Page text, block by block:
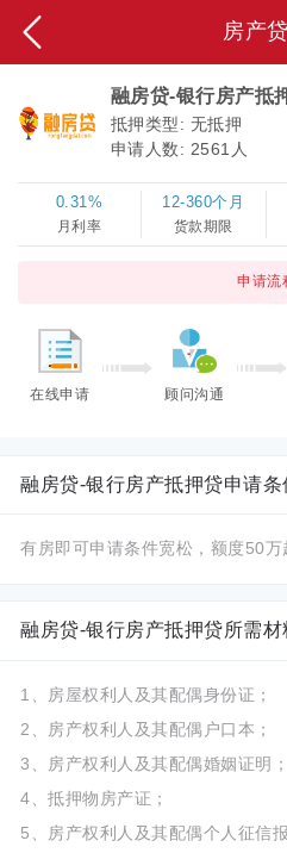
房产
融房贷-银行房产抵
抵押类型: 无抵押
申请人数: 2561人
0.31%
月利率
12-360个月
货款期限
申请流
在线申请 顾问沟通
融房贷-银行房产抵押贷申请条
有房即可申请条件宽松，额度50万
融房贷-银行房产抵押贷所需材
1、房屋权利人及其配偶身份证；
2、房产权利人及其配偶户口本；
3、房产权利人及其配偶婚姻证明
4、抵押物房产证；
5、房产权利人及其配偶个人征信